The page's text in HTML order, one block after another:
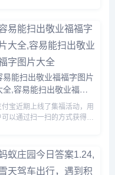
获得，下面小编就为大家带来
体的方法，有需要的自行查看
。...
易能扫出敬业福福字图片
全,容易能扫出敬业福福
图片大全
付宝近期上线了集福活动，用
可以通过扫一扫的方式获得福
编将为大家详细介绍一下，有
要的小伙伴赶紧来看看吧。...